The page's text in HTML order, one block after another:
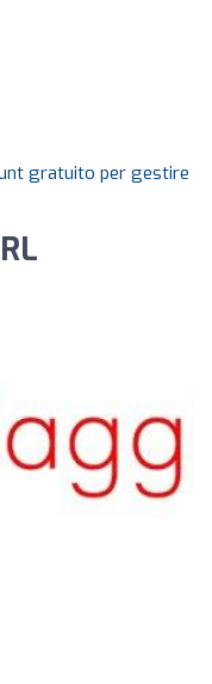
gratuito per gestire